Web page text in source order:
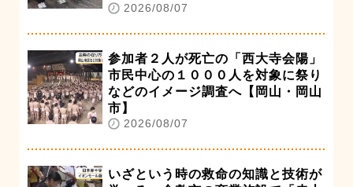
2026/08/07
参加者２人が死亡の「西大寺会陽」
市民中心の１０００人を対象に祭り
などのイメージ調査へ【岡山・岡山
市】
2026/08/07
いざという時の救命の知識と技術が